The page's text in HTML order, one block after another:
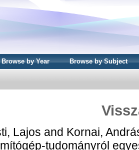
Browse by Year Browse by Subject
Lajos and Kornai,
tudományról